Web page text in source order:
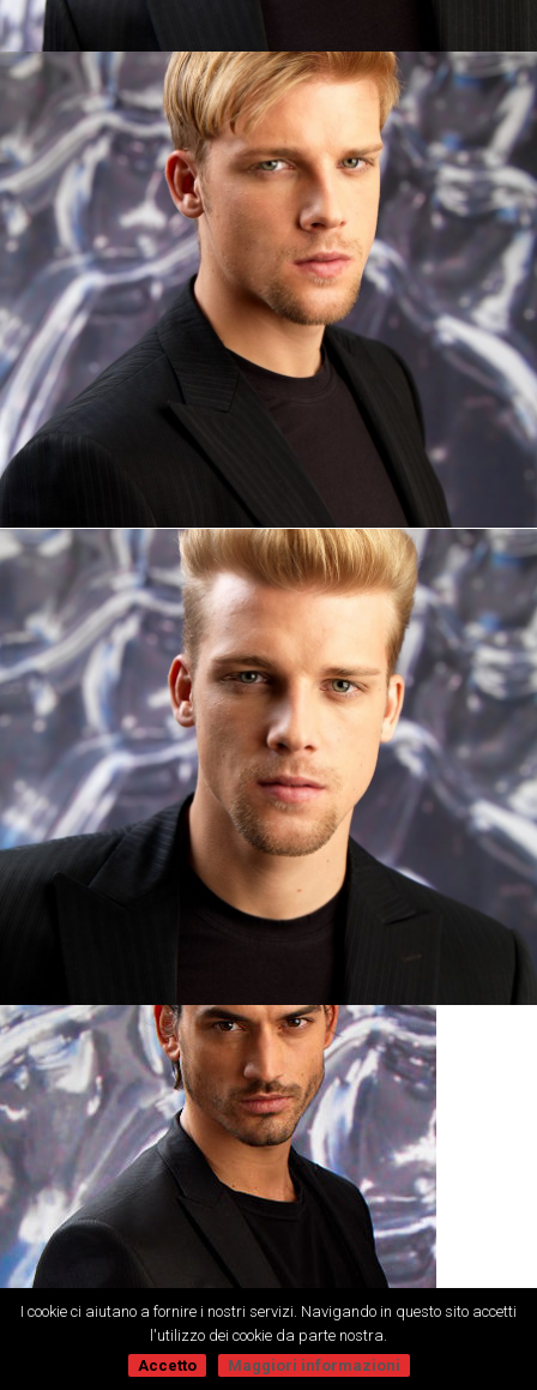
I cookie ci aiutano a fornire i nostri servizi. Navigando in questo sito accetti
l'utilizzo dei cookie da parte nostra.
Accetto
Maggiori informazioni